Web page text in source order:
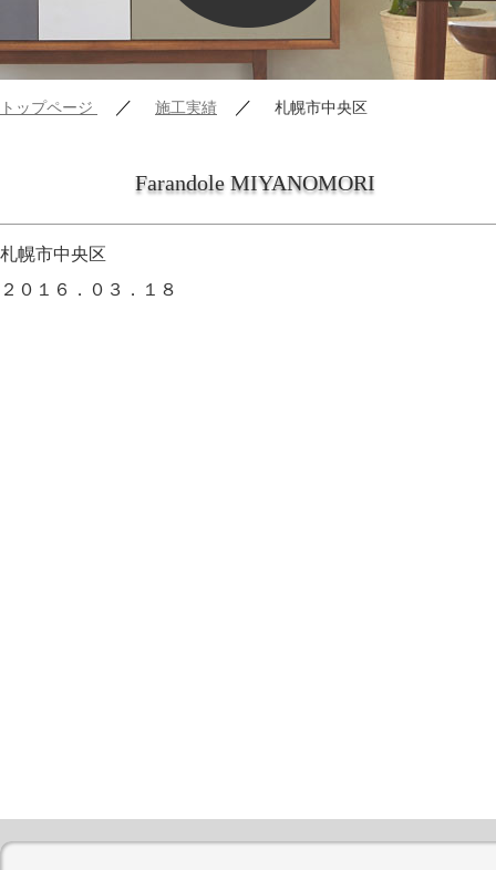
トップページ ／ 施工実績 ／ 札幌市中央区
Farandole MIYANOMORI
札幌市中央区
２０１６．０３．１８